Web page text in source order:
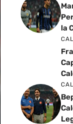
la